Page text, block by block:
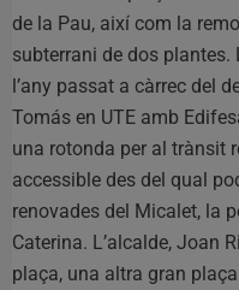
de la Pau, així com la
subterrani de dos plantes.
l’any passat a càrrec del
Tomás en UTE amb
una rotonda per al trànsit
accessible des del qual
renovades del Micalet, la
Caterina. L’alcalde, Joan
plaça, una altra gran